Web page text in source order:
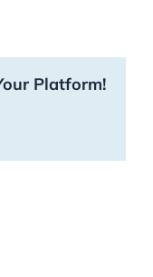
Platform!